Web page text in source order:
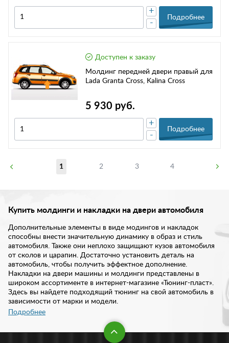
-
+
Подробнее
Доступен к заказу
Молдинг передней двери правый для
Lada Granta Cross, Kalina Cross
5 930 руб.
-
+
Подробнее
1 2 3 4
Купить молдинги и накладки на двери автомобиля
Дополнительные элементы в виде модингов и накладок
способны внести значительную динамику в образ и стиль
автомобиля. Также они неплохо защищают кузов автомобиля
от сколов и царапин. Достаточно установить деталь на
автомобиль, чтобы получить эффектное дополнение.
Накладки на двери машины и молдинги представлены в
широком ассортименте в интернет-магазине «Тюнинг-пласт».
Здесь вы найдете подходящий тюнинг на свой автомобиль в
зависимости от марки и модели.
В нашем ассортименте представлены накладки и молдинги на
двери различного дизайна. Также они отличаются между
Подробнее